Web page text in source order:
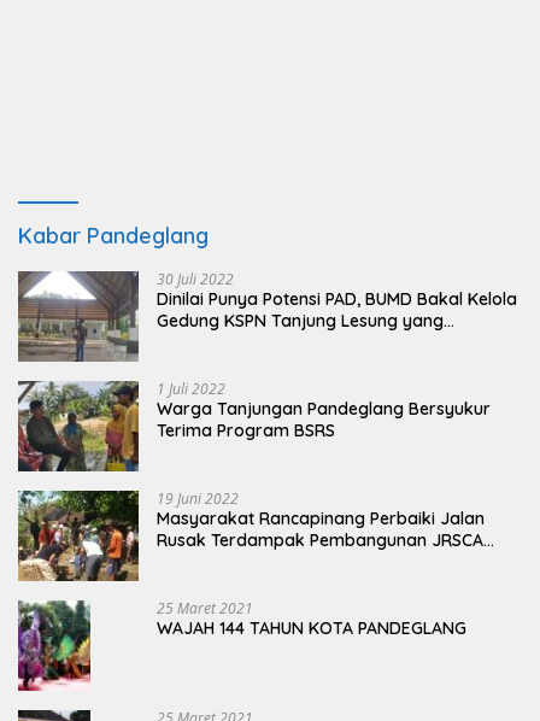
Kabar Pandeglang
30 Juli 2022
Dinilai Punya Potensi PAD, BUMD Bakal Kelola
Gedung KSPN Tanjung Lesung yang
1 Juli 2022
Warga Tanjungan Pandeglang Bersyukur
Terima Program BSRS
19 Juni 2022
Masyarakat Rancapinang Perbaiki Jalan
Rusak Terdampak Pembangunan JRSCA
25 Maret 2021
WAJAH 144 TAHUN KOTA PANDEGLANG